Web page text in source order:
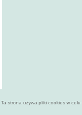
Ta strona używa pliki cookies w